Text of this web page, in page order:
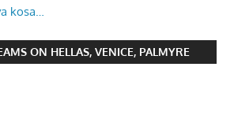
kosa…
ON HELLAS, VENICE, PALMYRE